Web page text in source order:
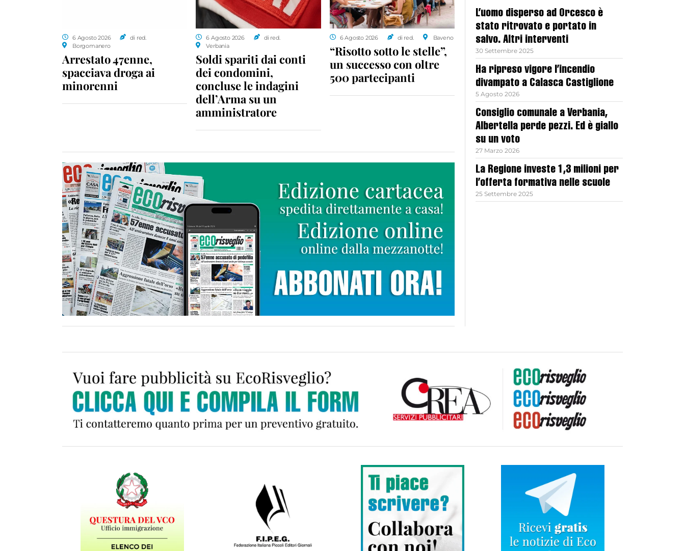
6 Agosto 2026
di red.
Borgomanero
Arrestato 47enne,
spacciava droga ai
minorenni
6 Agosto 2026
di red.
Verbania
Soldi spariti dai conti
dei condomini,
concluse le indagini
dell’Arma su un
amministratore
6 Agosto 2026 di red. Baveno
“Risotto sotto le stelle”,
un successo con oltre
500 partecipanti
L’uomo disperso ad Orcesco è
stato ritrovato e portato in
salvo. Altri interventi
30 Settembre 2025
Ha ripreso vigore l’incendio
divampato a Calasca Castiglione
5 Agosto 2026
Consiglio comunale a Verbania,
Albertella perde pezzi. Ed è giallo
su un voto
27 Marzo 2026
La Regione investe 1,3 milioni per
l’offerta formativa nelle scuole
25 Settembre 2025